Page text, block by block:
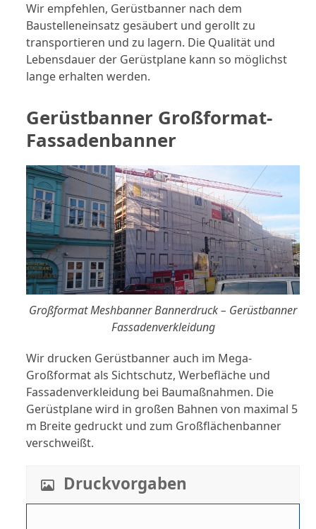
Wir empfehlen, Gerüstbanner nach dem
Baustelleneinsatz gesäubert und gerollt zu
transportieren und zu lagern. Die Qualität und
Lebensdauer der Gerüstplane kann so möglichst
lange erhalten werden.
Gerüstbanner Großformat-
Fassadenbanner
Großformat Meshbanner Bannerdruck – Gerüstbanner
Fassadenverkleidung
Wir drucken Gerüstbanner auch im Mega-
Großformat als Sichtschutz, Werbefläche und
Fassadenverkleidung bei Baumaßnahmen. Die
Gerüstplane wird in großen Bahnen von maximal 5
m Breite gedruckt und zum Großflächenbanner
verschweißt.
Druckvorgaben